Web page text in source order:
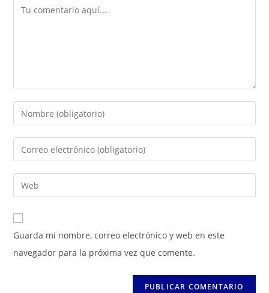
Comentario
Introduce
tu
nombre
o
de
usuario
para
comentar
Introduce
tu
dirección
de
correo
electrónico
para
Introduce
la
URL
de
tu
Guarda mi nombre, correo electrónico y web en este
navegador para la próxima vez que comente.